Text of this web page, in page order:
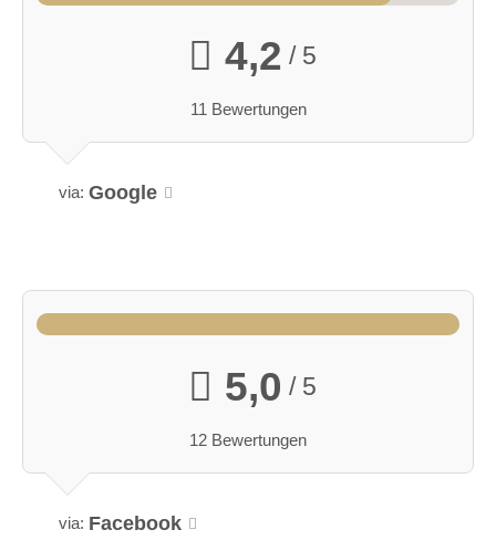
Vermietbare Gartenfläche, 85 m²
4,2 / 5
11 Bewertungen
via: Google
5,0 / 5
12 Bewertungen
via: Facebook